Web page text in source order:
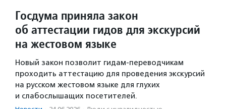
Госдума приняла закон
об аттестации гидов для экскурсий
на жестовом языке
Новый закон позволит гидам-переводчикам
проходить аттестацию для проведения экскурсий
на русском жестовом языке для глухих
и слабослышащих посетителей.